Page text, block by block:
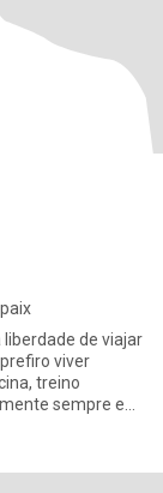
liberdade de viajar
viver
treino
sempre em